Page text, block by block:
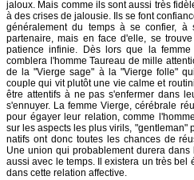
jaloux. Mais comme ils sont aussi très
à des crises de jalousie. Ils se font
généralement du temps à se confier,
partenaire, mais en face d'elle, se
patience infinie. Dès lors que la
comblera l'homme Taureau de mille
de la "Vierge sage" à la "Vierge folle"
couple qui vit plutôt une vie calme et
être attentifs à ne pas s'enfermer dans
s'ennuyer. La femme Vierge, cérébrale
pour égayer leur relation, comme
sur les aspects les plus virils, "gentleman"
natifs ont donc toutes les chances de
Une union qui probablement durera
aussi avec le temps. Il existera un très bel
dans cette relation affective.